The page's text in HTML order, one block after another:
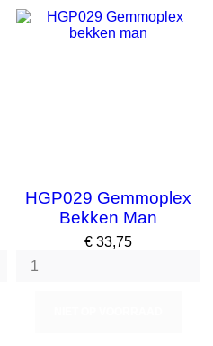
HGP029 Gemmoplex
Bekken Man
Prijs
€ 33,75